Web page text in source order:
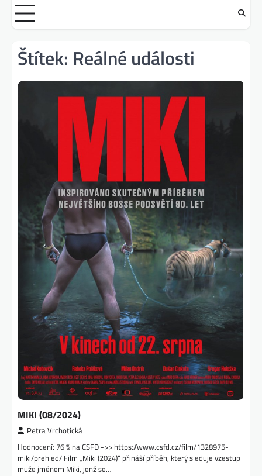
content
Štítek: Reálné události
MIKI (08/2024)
Petra Vrchotická
Hodnocení: 76 % na CSFD ->> https://www.csfd.cz/film/1328975-
miki/prehled/ Film „Miki (2024)“ přináší příběh, který sleduje vzestup
muže jménem Miki, jenž se…